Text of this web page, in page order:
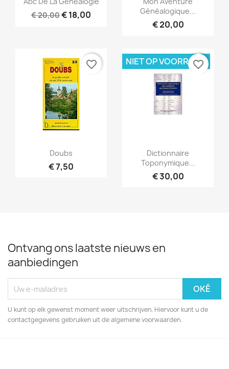
€ 20,00€ 18,00
Généalogique...
€ 20,00
Snel bekijken
Doubs
€ 7,50
favorite_border
Snel bekijken
Dictionnaire
Toponymique...
€ 30,00
NIET OP VOORRAAD
favorite_border
Ontvang ons laatste nieuws en
aanbiedingen
U kunt op elk gewenst moment weer uitschrijven. Hiervoor kunt u de
contactgegevens gebruiken uit de algemene voorwaarden.